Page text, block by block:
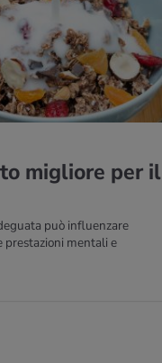
mi­glio­re per il
può influenzare
prestazioni mentali e